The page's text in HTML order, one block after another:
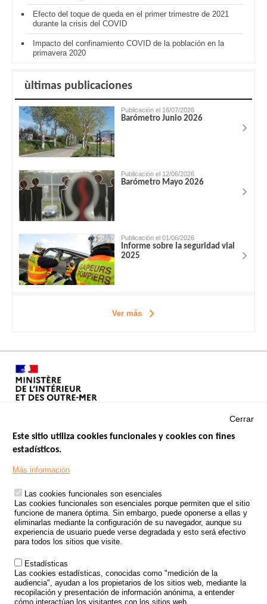
Efecto del toque de queda en el primer trimestre de 2021
durante la crisis del COVID
Impacto del confinamiento COVID de la población en la
primavera 2020
ùltimas publicaciones
Publicación el 16/07/2026
Barómetro Junio 2026
Publicación el 12/06/2026
Barómetro Mayo 2026
Publicación el 01/06/2026
Informe sobre la seguridad vial
2025
Ver más
Footer
TRATAMIENTO DE DATOS PERSONALES PROCEDENTES DE
ACCIDENTES DE TRÁFICO
ESTUDIOS
CONVOCATORIA DE PROYECTOS DE ESTUDIOS
POLÍTICA DE SEGURIDAD VIAL
Outils
EVENTOS
Cerrar
Este sitio utiliza cookies funcionales y cookies con fines
estadísticos.
Más información
Las cookies funcionales son esenciales
Las cookies funcionales son esenciales porque permiten que el sitio
funcione de manera óptima. Sin embargo, puede oponerse a ellas y
eliminarlas mediante la configuración de su navegador, aunque su
experiencia de usuario puede verse degradada y esto será efectivo
para todos los sitios que visite.
Estadísticas
Las cookies estadísticas, conocidas como "medición de la
audiencia", ayudan a los propietarios de los sitios web, mediante la
recopilación y presentación de información anónima, a entender
cómo interactúan los visitantes con los sitios web.